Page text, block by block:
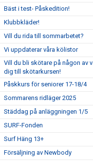
Bäst i test- Påskedition!
Klubbkläder!
Vill du rida till sommarbetet?
Vi uppdaterar våra kölistor
Vill du bli skötare på någon av
dig till skötarkursen!
Påskkurs för seniorer 17-18/4
Sommarens ridläger 2025
Städdag på anläggningen 1/5
SURF-Fonden
Surf Häng 13+
Försäljning av Newbody